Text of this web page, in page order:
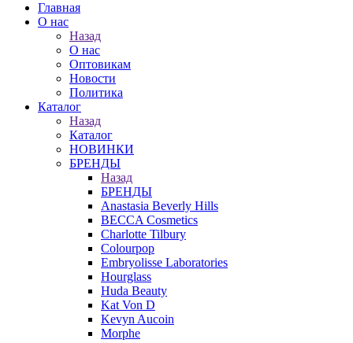
Главная
О нас
Назад
О нас
Оптовикам
Новости
Политика
Каталог
Назад
Каталог
НОВИНКИ
БРЕНДЫ
Назад
БРЕНДЫ
Anastasia Beverly Hills
BECCA Cosmetics
Charlotte Tilbury
Colourpop
Embryolisse Laboratories
Hourglass
Huda Beauty
Kat Von D
Kevyn Aucoin
Morphe